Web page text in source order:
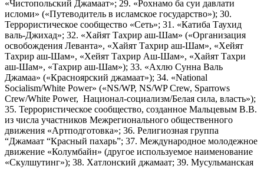
«Чистопольский Джамаат»; 29. «Рохнамо ба суи давлати
исломи» («Путеводитель в исламское государство»); 30.
Террористическое сообщество «Сеть»; 31. «Катиба Таухид
валь-Джихад»; 32. «Хайят Тахрир аш-Шам» («Организация
освобождения Леванта», «Хайят Тахрир аш-Шам», «Хейят
Тахрир аш-Шам», «Хейят Тахрир Аш-Шам», «Хайят Тахри
аш-Шам», «Тахрир аш-Шам»); 33. «Ахлю Сунна Валь
Джамаа» («Красноярский джамаат»); 34. «National
Socialism/White Power» («NS/WP, NS/WP Crew, Sparrows
Crew/White Power, Национал-социализм/Белая сила, власть»);
35. Террористическое сообщество, созданное Мальцевым В.В.
из числа участников Межрегионального общественного
движения «Артподготовка»; 36. Религиозная группа
“Джамаат “Красный пахарь”; 37. Международное молодежное
движение «Колумбайн» (другое используемое наименование
«Скулшутинг»); 38. Хатлонский джамаат; 39. Мусульманская